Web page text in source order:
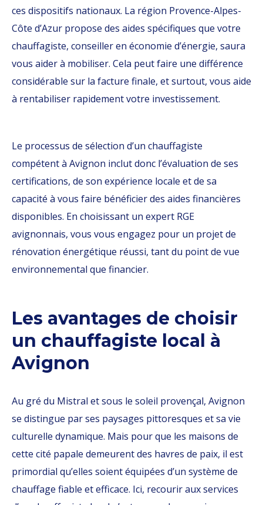
ces dispositifs nationaux. La région Provence-Alpes-
Côte d’Azur propose des aides spécifiques que votre
chauffagiste, conseiller en économie d’énergie, saura
vous aider à mobiliser. Cela peut faire une différence
considérable sur la facture finale, et surtout, vous aide
à rentabiliser rapidement votre investissement.
Le processus de sélection d’un chauffagiste
compétent à Avignon inclut donc l’évaluation de ses
certifications, de son expérience locale et de sa
capacité à vous faire bénéficier des aides financières
disponibles. En choisissant un expert RGE
avignonnais, vous vous engagez pour un projet de
rénovation énergétique réussi, tant du point de vue
environnemental que financier.
Les avantages de choisir
un chauffagiste local à
Avignon
Au gré du Mistral et sous le soleil provençal, Avignon
se distingue par ses paysages pittoresques et sa vie
culturelle dynamique. Mais pour que les maisons de
cette cité papale demeurent des havres de paix, il est
primordial qu’elles soient équipées d’un système de
chauffage fiable et efficace. Ici, recourir aux services